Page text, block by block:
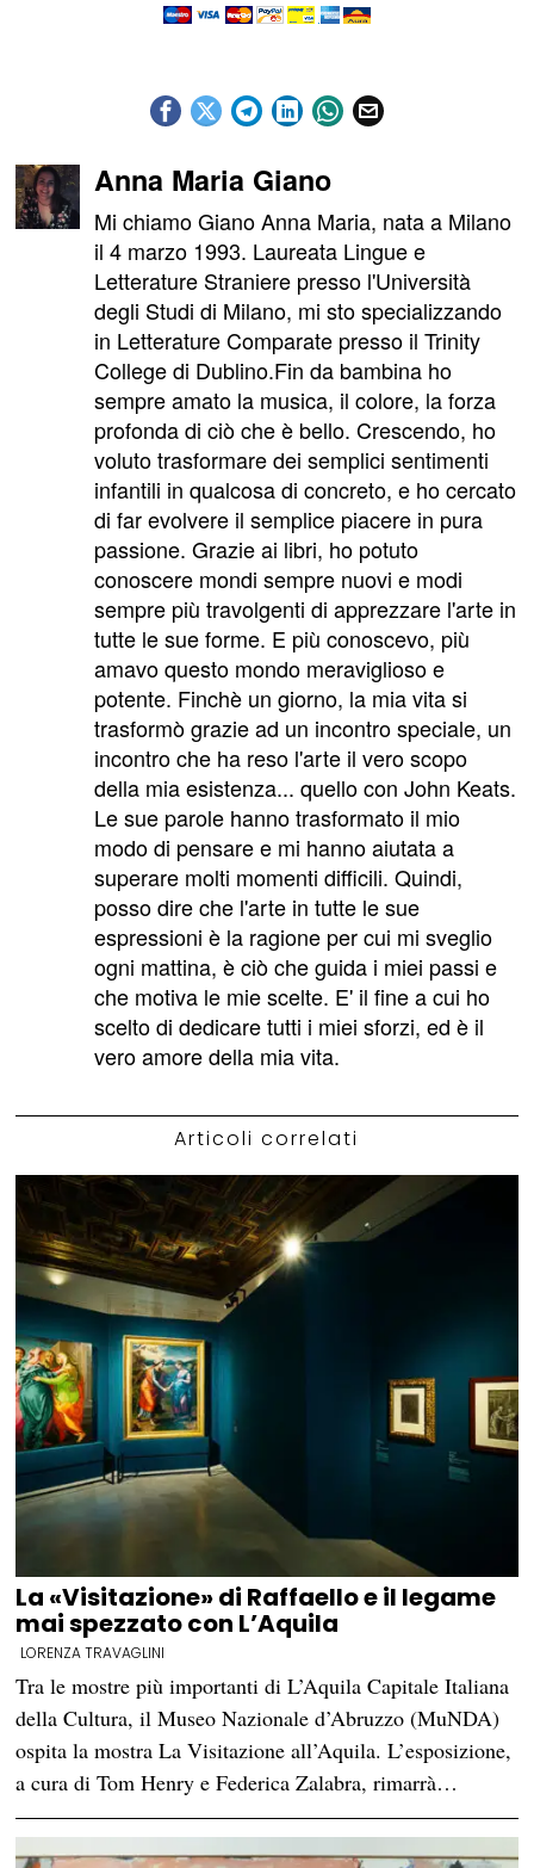
Anna Maria Giano
Mi chiamo Giano Anna Maria, nata a Milano
il 4 marzo 1993. Laureata Lingue e
Letterature Straniere presso l'Università
degli Studi di Milano, mi sto specializzando
in Letterature Comparate presso il Trinity
College di Dublino.Fin da bambina ho
sempre amato la musica, il colore, la forza
profonda di ciò che è bello. Crescendo, ho
voluto trasformare dei semplici sentimenti
infantili in qualcosa di concreto, e ho cercato
di far evolvere il semplice piacere in pura
passione. Grazie ai libri, ho potuto
conoscere mondi sempre nuovi e modi
sempre più travolgenti di apprezzare l'arte in
tutte le sue forme. E più conoscevo, più
amavo questo mondo meraviglioso e
potente. Finchè un giorno, la mia vita si
trasformò grazie ad un incontro speciale, un
incontro che ha reso l'arte il vero scopo
della mia esistenza... quello con John Keats.
Le sue parole hanno trasformato il mio
modo di pensare e mi hanno aiutata a
superare molti momenti difficili. Quindi,
posso dire che l'arte in tutte le sue
espressioni è la ragione per cui mi sveglio
ogni mattina, è ciò che guida i miei passi e
che motiva le mie scelte. E' il fine a cui ho
scelto di dedicare tutti i miei sforzi, ed è il
vero amore della mia vita.
Articoli correlati
La «Visitazione» di Raffaello e il legame
mai spezzato con L’Aquila
LORENZA TRAVAGLINI
Tra le mostre più importanti di L’Aquila Capitale Italiana
della Cultura, il Museo Nazionale d’Abruzzo (MuNDA)
ospita la mostra La Visitazione all’Aquila. L’esposizione,
a cura di Tom Henry e Federica Zalabra, rimarrà…